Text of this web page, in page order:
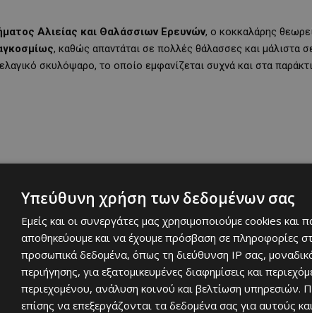
Αλιείας και Θαλάσσιων Ερευνών, ο κοκκαλάρης
, καθώς απαντάται σε πολλές θάλασσες και μάλιστα
σκυλόψαρο, το οποίο εμφανίζεται συχνά και στα
βάθος 5 – 150 μέτρων, παρόλο που έχουν εντοπιστεί
μπορεί επίσης να αντέξει σε υφάλμυμες συνθήκες.
Υπεύθυνη χρήση των δεδομένων σας
Εμείς και οι συνεργάτες μας χρησιμοποιούμε cookies και
αποθηκεύουμε και να έχουμε πρόσβαση σε πληροφορίες
προσωπικά δεδομένα, όπως τη διεύθυνση IP σας,
περιήγησης, για εξατομικευμένες διαφημίσεις και
περιεχομένου, ανάλυση κοινού και βελτίωση υπηρεσιών.
επίσης να επεξεργάζονται τα δεδομένα σας για αυτούς